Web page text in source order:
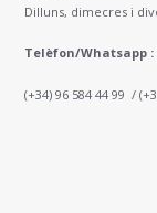
Dilluns, dimecres i
Telèfon/Whatsapp :
(+34) 96 584 44 99 /